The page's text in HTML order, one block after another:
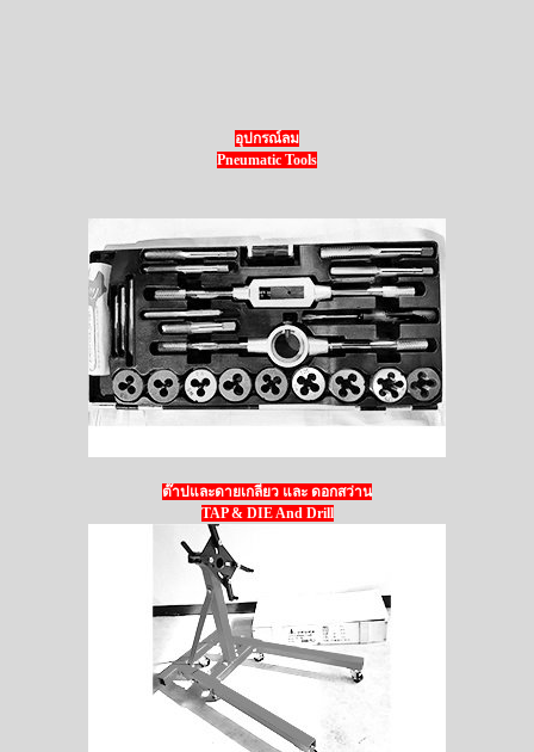
อุปกรณ์ลม
Pneumatic Tools
ต๊าปและดายเกลียว และ ดอกสว่าน
TAP & DIE And Drill